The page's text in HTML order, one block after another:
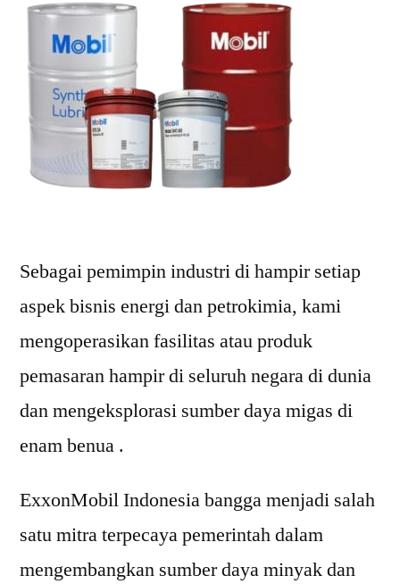
Sebagai pemimpin industri di hampir setiap
aspek bisnis energi dan petrokimia, kami
mengoperasikan fasilitas atau produk
pemasaran hampir di seluruh negara di dunia
dan mengeksplorasi sumber daya migas di
enam benua .
ExxonMobil Indonesia bangga menjadi salah
satu mitra terpecaya pemerintah dalam
mengembangkan sumber daya minyak dan